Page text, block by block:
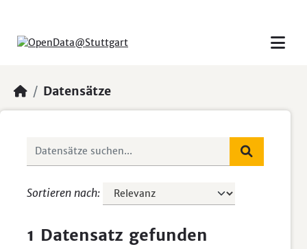
Datensätze
Sortieren nach
1 Datensatz gefunden